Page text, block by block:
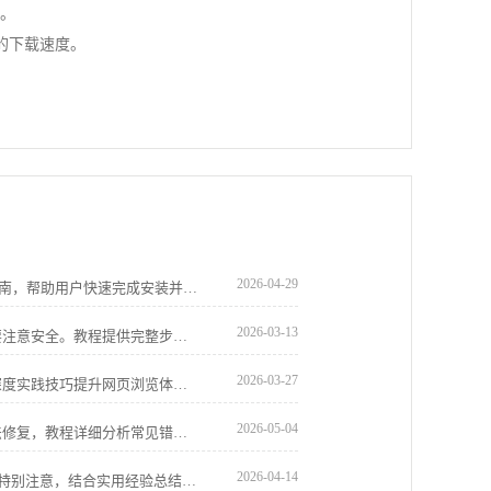
载速度。
谷歌浏览器极速版提供详细下载与安装指南，帮助用户快速完成安装并享受高性能、流畅的网页浏览体验。 2026-04-29
Chrome浏览器插件安装与使用过程中需要注意安全。教程提供完整步骤与管理技巧，帮助用户在保障安全的同时实现插件高效运行。 2026-03-13
Chrome浏览器优化广告屏蔽插件操作。深度实践技巧提升网页浏览体验，使用户减少广告干扰，提高上网效率和舒适度。 2026-03-27
Chrome浏览器安装失败时可通过多种方法修复，教程详细分析常见错误原因，并给出实用解决方案，帮助用户顺利完成安装。 2026-05-04
google浏览器插件兼容性在下载安装时需特别注意，结合实用经验总结，用户能规避冲突并提升安装成功率。 2026-04-14